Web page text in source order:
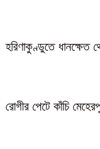
হরিণাকুণ্ডুতে ধানক্ষেত
রোগীর পেটে কাঁচি